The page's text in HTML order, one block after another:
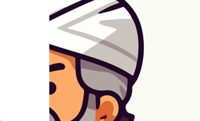
ИИ-помощник
Генератор
изображений ИИ
Генератор видео
Генератор голоса
Academy
Документация по
Пакету ИИ
Служба
поддержки
Условия и
положения